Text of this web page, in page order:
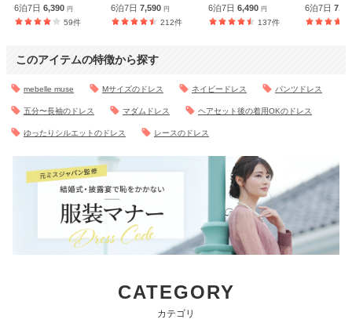
6泊7日 6,390 円
59件
6泊7日7,590円
212件
6泊7日 6,490 円
137件
6泊7日
このアイテムの特徴から探す
mebelle muse Mサイズのドレス ネイビードレス パンツドレス
五分〜長袖のドレス マダムドレス ヘアセット後の着用OKのドレス
ゆったりシルエットのドレス レースのドレス
CATEGORY
カテゴリ